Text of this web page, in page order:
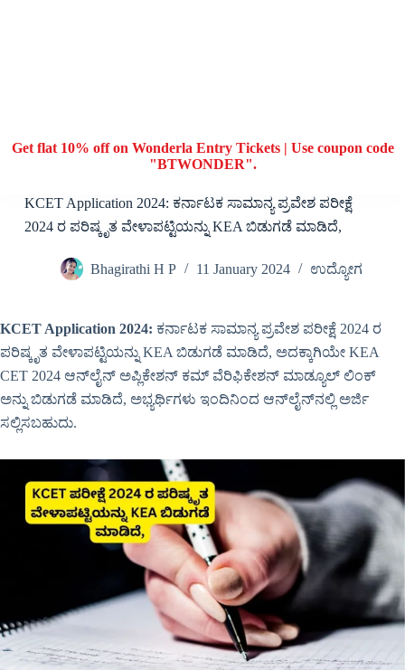
Get flat 10% off on Wonderla Entry Tickets | Use coupon code
"BTWONDER".
KCET Application 2024: ಕರ್ನಾಟಕ ಸಾಮಾನ್ಯ ಪ್ರವೇಶ ಪರೀಕ್ಷೆ
2024 ರ ಪರಿಷ್ಕೃತ ವೇಳಾಪಟ್ಟಿಯನ್ನು KEA ಬಿಡುಗಡೆ ಮಾಡಿದೆ,
Bhagirathi H P 11 January 2024 ಉದ್ಯೋಗ
KCET Application 2024: ಕರ್ನಾಟಕ ಸಾಮಾನ್ಯ ಪ್ರವೇಶ ಪರೀಕ್ಷೆ 2024 ರ
ಪರಿಷ್ಕೃತ ವೇಳಾಪಟ್ಟಿಯನ್ನು KEA ಬಿಡುಗಡೆ ಮಾಡಿದೆ, ಅದಕ್ಕಾಗಿಯೇ KEA
CET 2024 ಆನ್‌ಲೈನ್ ಅಪ್ಲಿಕೇಶನ್ ಕಮ್ ವೆರಿಫಿಕೇಶನ್ ಮಾಡ್ಯೂಲ್ ಲಿಂಕ್
ಅನ್ನು ಬಿಡುಗಡೆ ಮಾಡಿದೆ, ಅಭ್ಯರ್ಥಿಗಳು ಇಂದಿನಿಂದ ಆನ್‌ಲೈನ್‌ನಲ್ಲಿ ಅರ್ಜಿ
ಸಲ್ಲಿಸಬಹುದು.